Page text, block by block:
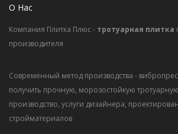
О Нас
Компания Плитка Плюс - тротуарная плитка
производителя
Современный метод производства -
получить прочную, морозостойкую
производство, услуги дизайнера,
стройматериалов